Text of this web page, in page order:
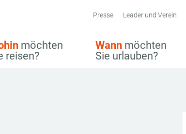
möchten
reisen?
Wann möchten
Sie urlauben?
Presse Leader und Verein